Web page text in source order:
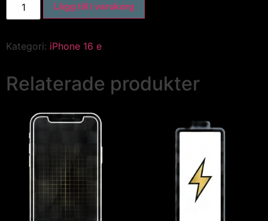
Lägg till i varukorg
Kategori: iPhone 16 e
Relaterade produkter